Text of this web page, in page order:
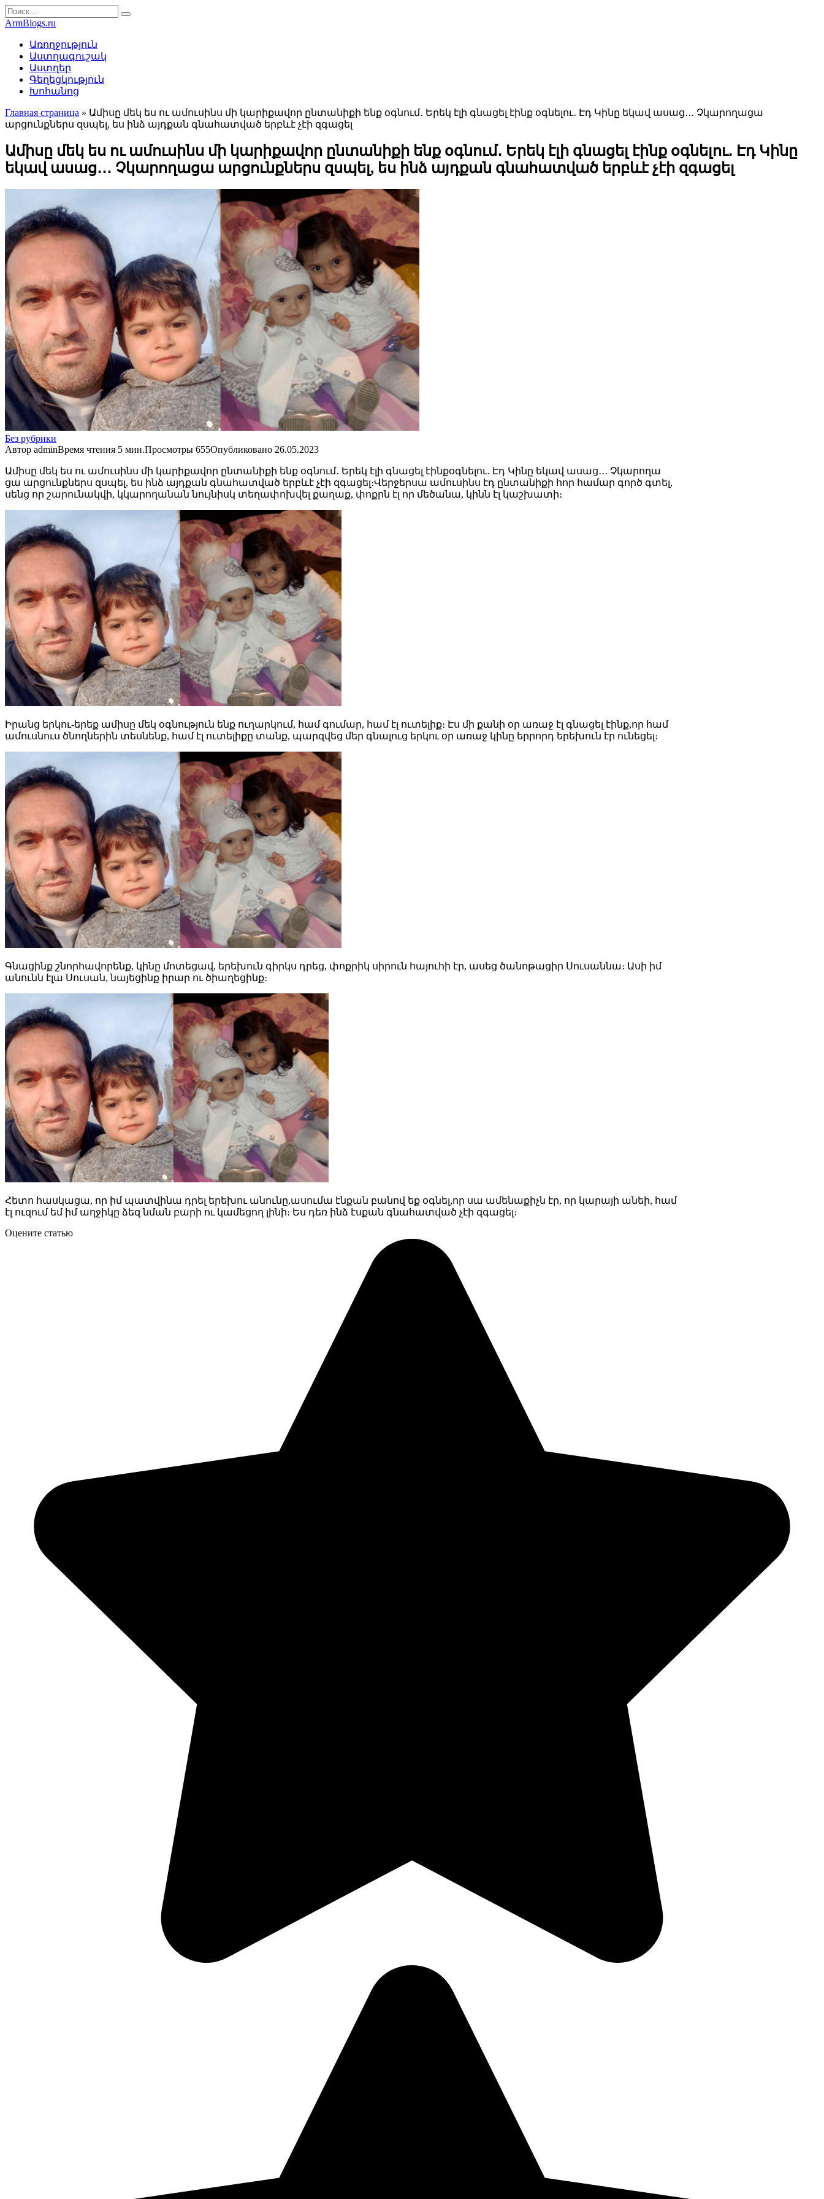
Перейти
к
контенту
Search
for:
ArmBlogs.ru
Առողջություն
Աստղագուշակ
Աստղեր
Գեղեցկություն
Խոհանոց
Главная страница » Ամիսը մեկ ես ու ամուսինս մի կարիքավոր ընտանիքի ենք օգնում․ Երեկ էլի գնացել էինք օգնելու․ Էդ Կինը եկավ ասաց․․․ Չկարողացա
արցունքներս զսպել, ես ինձ այդքան գնահատված երբևէ չէի զգացել
Ամիսը մեկ ես ու ամուսինս մի կարիքավոր ընտանիքի ենք օգնում․ Երեկ էլի գնացել էինք օգնելու․ Էդ Կինը
եկավ ասաց․․․ Չկարողացա արցունքներս զսպել, ես ինձ այդքան գնահատված երբևէ չէի զգացել
Без рубрики
Автор adminВремя чтения 5 мин.Просмотры 655Опубликовано 26.05.2023
Ամիսը մեկ ես ու ամուսինս մի կարիքավոր ընտանիքի ենք օգնում․ Երեկ էլի գնացել էինքօգնելու․ Էդ Կինը եկավ ասաց․․․ Չկարողա
ցա արցունքներս զսպել, ես ինձ այդքան գնահատված երբևէ չէի զգացել։Վերջերսա ամուսինս էդ ընտանիքի հոր համար գործ գտել,
սենց որ շարունակվի, կկարողանան նույնիսկ տեղափոխվել քաղաք, փոքրն էլ որ մեծանա, կինն էլ կաշխատի։
Իրանց երկու-երեք ամիսը մեկ օգնություն ենք ուղարկում, համ գումար, համ էլ ուտելիք։ Էս մի քանի օր առաջ էլ գնացել էինք,որ համ
ամուսնուս ծնողներին տեսնենք, համ էլ ուտելիքը տանք, պարզվեց մեր գնալուց երկու օր առաջ կինը երրորդ երեխուն էր ունեցել։
Գնացինք շնորհավորենք, կինը մոտեցավ, երեխուն գիրկս դրեց, փոքրիկ սիրուն հայուհի էր, ասեց ծանոթացիր Սուսաննա։ Ասի իմ
անունն էլա Սուսան, նայեցինք իրար ու ծիաղեցինք։
Հետո հասկացա, որ իմ պատվինա դրել երեխու անունը,ասումա էնքան բանով եք օգնել,որ սա ամենաքիչն էր, որ կարայի անեի, համ
էլ ուզում եմ իմ աղջիկը ձեզ նման բարի ու կամեցող լինի։ Ես դեռ ինձ էսքան գնահատված չէի զգացել։
Оцените статью